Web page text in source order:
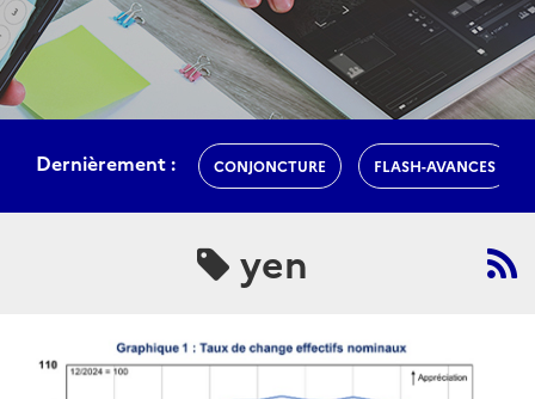
Dernièrement : CONJONCTURE FLASH-AVANCES
yen